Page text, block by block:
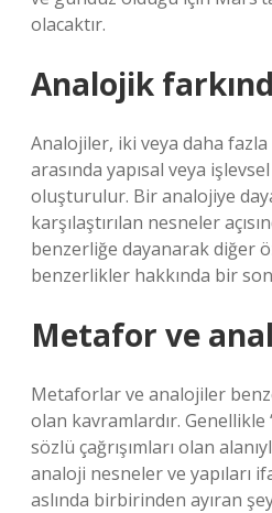
olacaktır.
Analojik
Analojiler, iki veya daha
arasında yapısal veya
oluşturulur. Bir analojiye
karşılaştırılan nesneler
benzerliğe dayanarak diğer
benzerlikler hakkında bir
Metafor ve
Metaforlar ve analojiler
olan kavramlardır.
sözlü çağrışımları olan
analoji nesneler ve yapıları
aslında birbirinden ayıran